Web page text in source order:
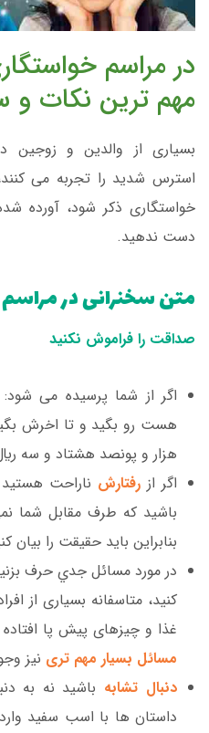
در مراسم
مهم ترین نکات و
بسیاری از والدین و زوجین
استرس شدید را تجربه می
خواستگاری ذکر شود، آورده
دست ندهید.
متن سخنرانی در
صداقت را فراموش نکنید
اگر از شما پرسیده می
هست رو بگيد و تا اخرش
هزار و پونصد هشتاد و سه
اگر از رفتارش ناراحت
باشید که طرف مقابل شما
بنابراین باید حقیقت را بیان
در مورد مسائل جدي حرف
کنید، متاسفانه بسیاری از
غذا و چیزهای پیش پا
مسائل بسیار مهم تری نیز
دنبال تشابه باشید نه به
داستان ها با اسب سفید